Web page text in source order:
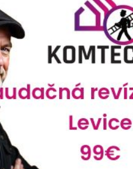
s dôrazom na
a to všetko za výbornú
stanoviskom a
mohol byť nebezpečný.
bola na vysokej
Presne takto má
hľadá spoľahlivých